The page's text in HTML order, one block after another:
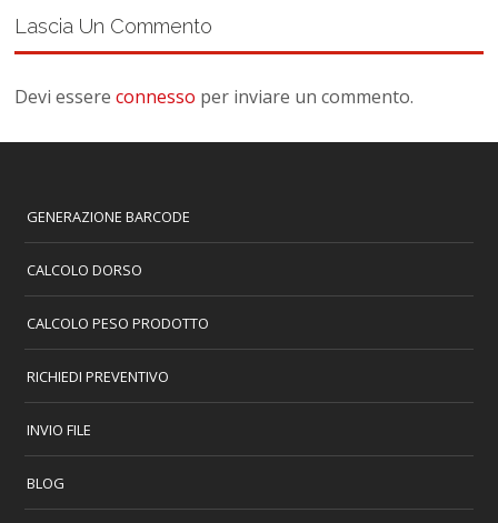
Lascia Un Commento
Devi essereconnesso per inviare un commento.
GENERAZIONE BARCODE
CALCOLO DORSO
CALCOLO PESO PRODOTTO
RICHIEDI PREVENTIVO
INVIO FILE
BLOG